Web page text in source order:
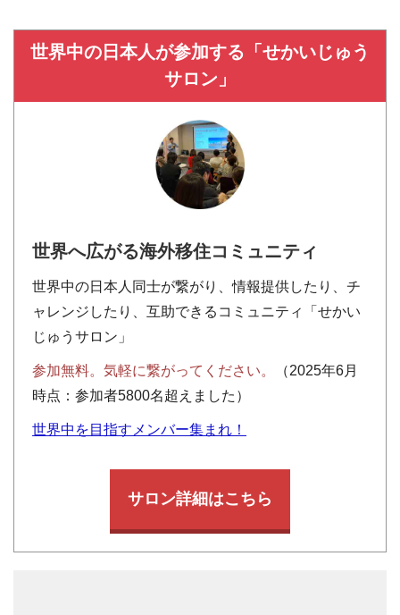
世界中の日本人が参加する「せかいじゅう
サロン」
世界へ広がる海外移住コミュニティ
世界中の日本人同士が繋がり、情報提供したり、チ
ャレンジしたり、互助できるコミュニティ「せかい
じゅうサロン」
参加無料。気軽に繋がってください。
（2025年6月
時点：参加者5800名超えました）
世界中を目指すメンバー集まれ！
サロン詳細はこちら